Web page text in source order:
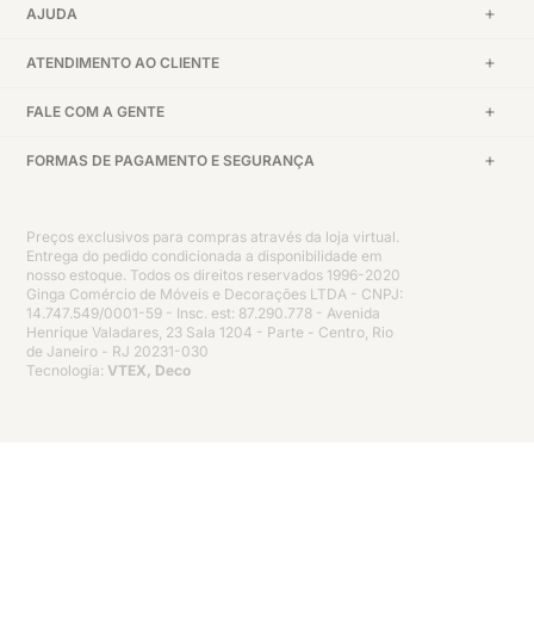
AJUDA
ATENDIMENTO AO CLIENTE
FALE COM A GENTE
FORMAS DE PAGAMENTO E SEGURANÇA
Preços exclusivos para compras através da loja virtual.
Entrega do pedido condicionada a disponibilidade em
nosso estoque. Todos os direitos reservados 1996-2020
Ginga Comércio de Móveis e Decorações LTDA - CNPJ:
14.747.549/0001-59 - Insc. est: 87.290.778 - Avenida
Henrique Valadares, 23 Sala 1204 - Parte - Centro, Rio
de Janeiro - RJ 20231-030
Tecnologia: VTEX, Deco